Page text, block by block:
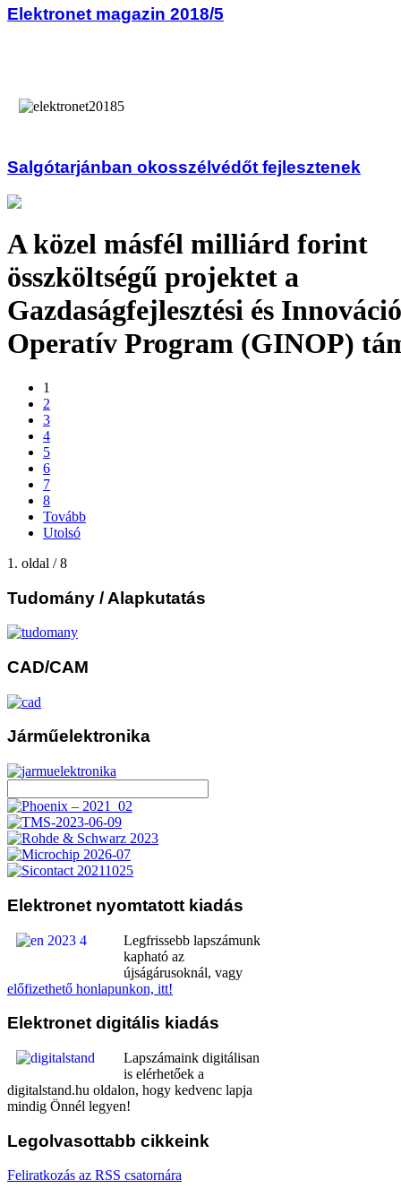
Elektronet magazin 2018/5
Salgótarjánban okosszélvédőt fejlesztenek
A közel másfél milliárd forint
összköltségű projektet a
Gazdaságfejlesztési és
Operatív Program (GINOP)
1
2
3
4
5
6
7
8
Tovább
Utolsó
1. oldal / 8
Tudomány / Alapkutatás
CAD/CAM
Járműelektronika
Elektronet nyomtatott kiadás
Legfrissebb lapszámunk
kapható az
újságárusoknál, vagy
előfizethető honlapunkon, itt!
Elektronet digitális kiadás
Lapszámaink digitálisan
is elérhetőek a
digitalstand.hu oldalon, hogy kedvenc lapja
mindig Önnél legyen!
Legolvasottabb cikkeink
Feliratkozás az RSS csatornára